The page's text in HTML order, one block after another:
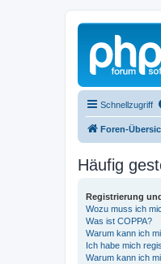
Schnellzugriff
Foren-
Häufig
Registrierung
Wozu muss ich
Was ist COPPA?
Warum kann ich
Ich habe mich
Warum kann ich